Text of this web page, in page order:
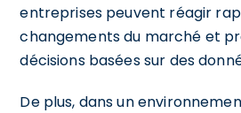
entreprises peuvent réagir
changements du marché et
décisions basées sur des
De plus, dans un